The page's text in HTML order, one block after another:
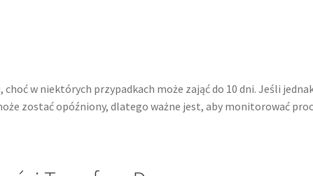
w niektórych przypadkach może zająć do 10 dni. Jeśli
zostać opóźniony, dlatego ważne jest, aby monitorować